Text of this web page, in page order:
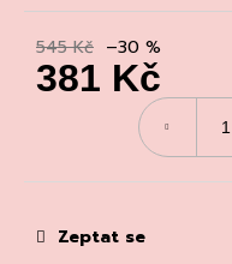
545 Kč –30 %
381 Kč
Zeptat se
D
o
p
o
č